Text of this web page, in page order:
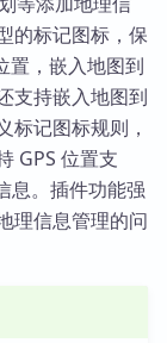
的标记图标，保
置，嵌入地图到
支持嵌入地图到
标记图标规则，
GPS 位置支
息。插件功能强
理信息管理的问